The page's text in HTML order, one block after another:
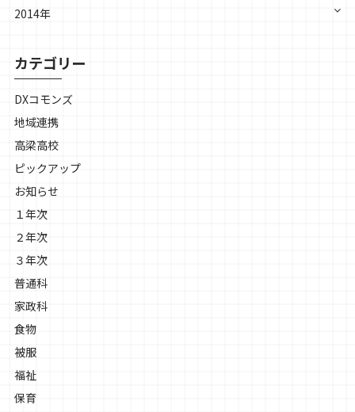
2014年
カテゴリー
DXコモンズ
地域連携
高梁高校
ピックアップ
お知らせ
１年次
２年次
３年次
普通科
家政科
食物
被服
福祉
保育